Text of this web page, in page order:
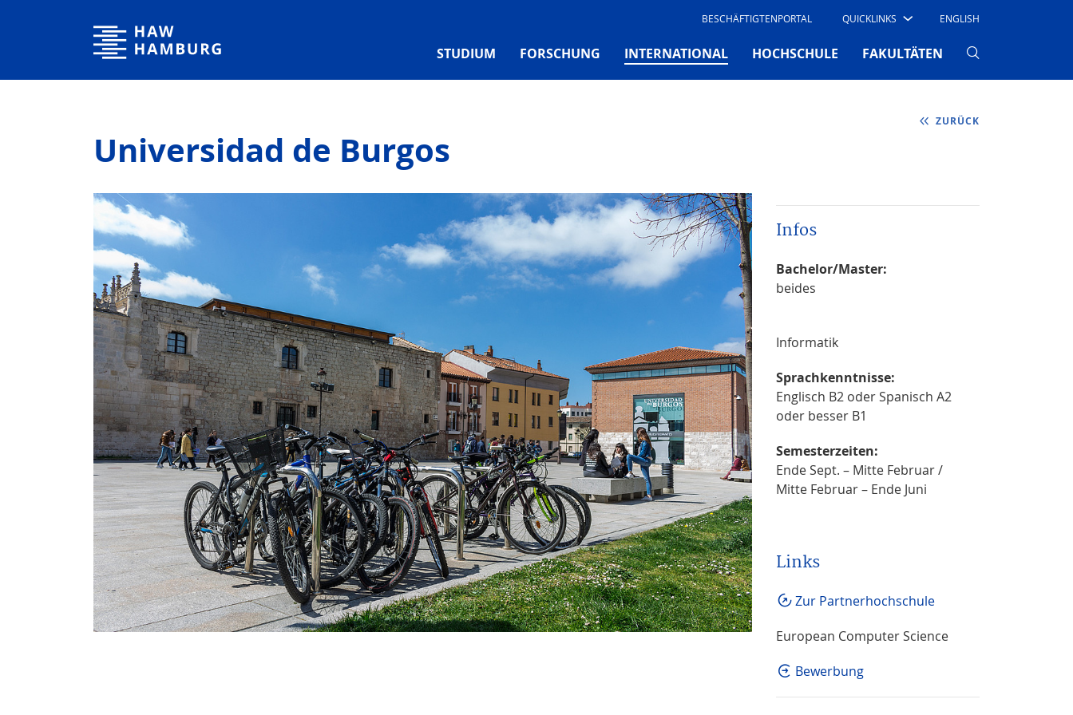
Hochschule für Angewandte Wissenschaften Hamburg BESCHÄFTIGTENPORTAL QUICKLINKS ENGLISH
STUDIUM FORSCHUNG INTERNATIONAL(CURRENT)
HOCHSCHULE FAKULTÄTEN
ZURÜCK
Universidad de Burgos
Infos
Bachelor/Master:
beides
Informatik
Sprachkenntnisse:
Englisch B2 oder Spanisch A2
oder besser B1
Semesterzeiten:
Ende Sept. – Mitte Februar /
Mitte Februar – Ende Juni
Links
Zur Partnerhochschule
European Computer Science
Bewerbung